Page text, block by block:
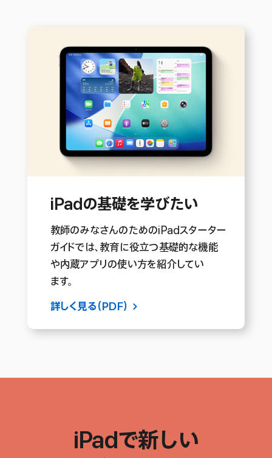
iPadの基礎を学びたい
教師のみなさんのためのiPadスターター
ガイドでは、教育に役立つ基礎的な機能
や内蔵アプリの使い方を紹介してい
ます。
詳しく見る（PDF）
iPadで新しい